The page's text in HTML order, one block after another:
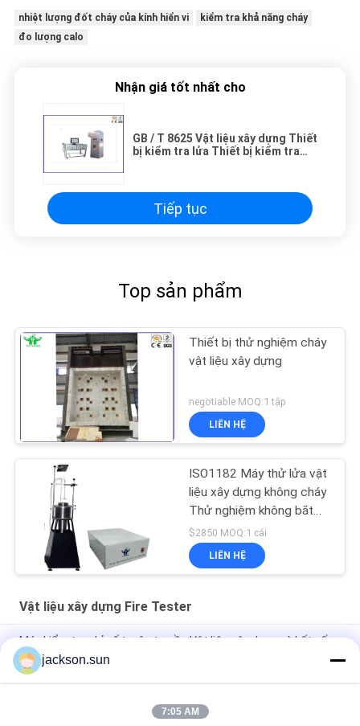
nhiệt lượng đốt cháy của kính hiển vi
kiểm tra khả năng cháy
đo lượng calo
Nhận giá tốt nhất cho
GB / T 8625 Vật liệu xây dựng Thiết
bị kiểm tra lửa Thiết bị kiểm tra
Tiếp tục
Top sản phẩm
Thiết bị thử nghiệm cháy
vật liệu xây dựng
negotiable MOQ:1 tập
LIÊN HỆ
ISO1182 Máy thử lửa vật
liệu xây dựng không cháy
Thử nghiệm không bắt
lửa
$2850 MOQ:1 cái
LIÊN HỆ
Vật liệu xây dựng Fire Tester
Máy kiểm tra chỉ số tuyên truyền Vật liệu xây dựng và kết cấu
Máy kiểm tra đồ nội thất
220V 50Hz Thiết bị kiểm tra chất lượng xây dựng BS476-7
jackson.sun
7:05 AM